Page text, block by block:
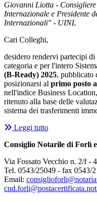
Giovanni Liotta -
Internazionale e Presidente
Internazionali" - UINL
Cari Colleghi,
desidero rendervi partecipi
categoria e per l'intero
(B-Ready) 2025, pubblicato
posizionarsi al primo posto
nell'indice Business
ritenuto alla base delle
sistema dei trasferimenti
Leggi tutto
Consiglio Notarile di Forlì
Via Fossato Vecchio n. 2/f -
Tel. 0543/25049 - fax 0543/
Email: